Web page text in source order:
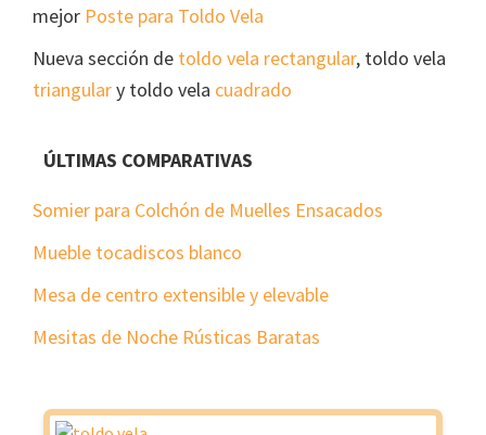
mejor Poste para Toldo Vela
Nueva sección de toldo vela rectangular, toldo vela
triangulary toldo vela cuadrado
ÚLTIMAS COMPARATIVAS
Somier para Colchón de Muelles Ensacados
Mueble tocadiscos blanco
Mesa de centro extensible y elevable
Mesitas de Noche Rústicas Baratas